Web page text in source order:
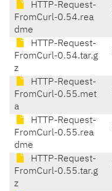
HTTP-Request-
FromCurl-0.54.rea
dme
HTTP-Request-
FromCurl-0.54.tar.g
z
HTTP-Request-
FromCurl-0.55.met
a
HTTP-Request-
FromCurl-0.55.rea
dme
HTTP-Request-
FromCurl-0.55.tar.g
z